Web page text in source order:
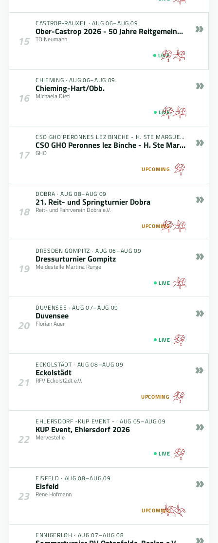
15
CASTROP-RAUXEL ·AUG 06–AUG 09
Ober-Castrop 2026 - 50 Jahre Reitgemeinschaft
TO Neumann
LIVE
»
16
CHIEMING ·AUG 06–AUG 09
Chieming-Hart/Obb.
Michaela Dietl
LIVE
»
17
CSO GHO PERONNES LEZ BINCHE - H. STE MARGUERITE
CSO GHO Peronnes lez Binche - H. Ste Marguerite
GHO
UPCOMING
»
18
DOBRA ·AUG 08–AUG 09
21. Reit- und Springturnier Dobra
Reit- und Fahrverein Dobra e.V.
UPCOMING
»
19
DRESDEN GOMPITZ · AUG 06–AUG 09
Dressurturnier Gompitz
Meldestelle Martina Runge
LIVE
»
20
DUVENSEE ·AUG 07–AUG 09
Duvensee
Florian Auer
LIVE
»
21
ECKOLSTÄDT · AUG 08–AUG 09
Eckolstädt
RFV Eckolstädt e.V.
UPCOMING
»
22
EHLERSDORF -KUP EVENT - ·AUG 05–AUG 09
KUP Event, Ehlersdorf 2026
Mervestelle
LIVE
»
23
EISFELD · AUG 08–AUG 09
Eisfeld
Rene Hofmann
UPCOMING
»
ENNIGERLOH · AUG 07–AUG 08